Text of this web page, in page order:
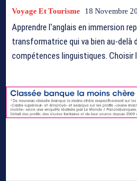
Voyage Et Tourisme 18 Novembre
Apprendre l'anglais en immersion
transformatrice qui va bien au-delà
compétences linguistiques. Choisir